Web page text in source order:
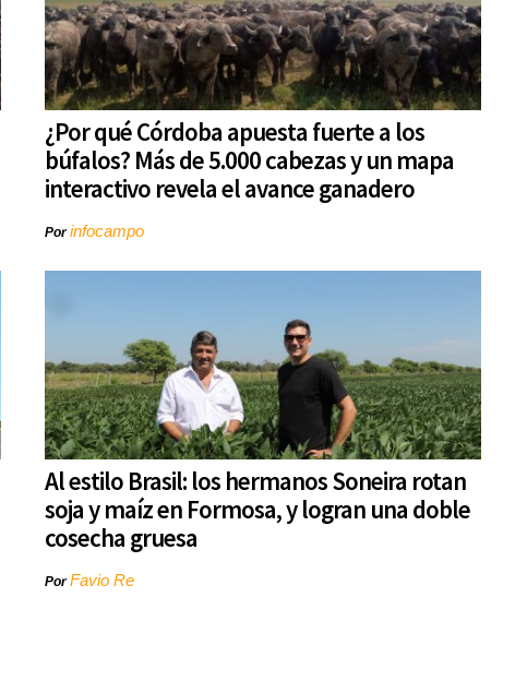
¿Por qué Córdoba apuesta fuerte a los
búfalos? Más de 5.000 cabezas y un mapa
interactivo revela el avance ganadero
Porinfocampo
Al estilo Brasil: los hermanos Soneira rotan
soja y maíz en Formosa, y logran una doble
cosecha gruesa
PorFavio Re